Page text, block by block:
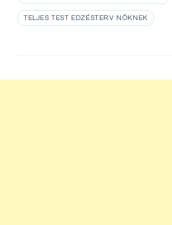
TELJES TEST EDZÉSTERV NŐKNEK